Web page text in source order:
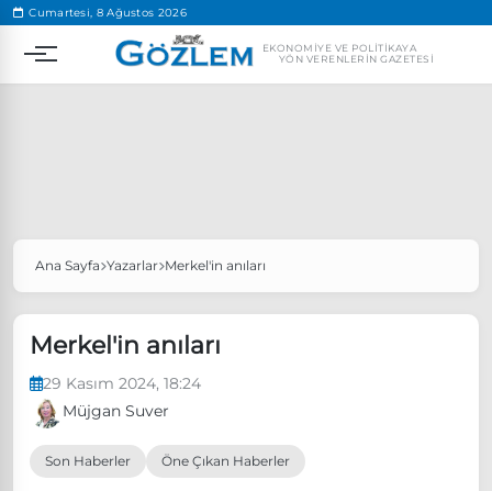
Cumartesi, 8 Ağustos 2026
EKONOMIYE VE POLITIKAYA
YÖN VERENLERIN GAZETESI
Popüler Aramalar
Özgür Özel, Ekrem İmamoğlu’nu ziyaret edecek
Ünlü çift bir etkinliğe daha katılmama kararı aldı
Boykot
Ana Sayfa Yazarlar Merkel'in anıları
Merkel'in anıları
29 Kasım 2024, 18:24
Müjgan Suver
Son Haberler Öne Çıkan Haberler